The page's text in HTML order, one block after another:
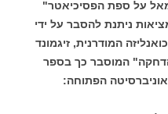
על ספת הפסיכיאטר"
ניתנת להסבר על ידי
המודרנית, זיגמונד
המוסבר כך בספר
הפתוחה: